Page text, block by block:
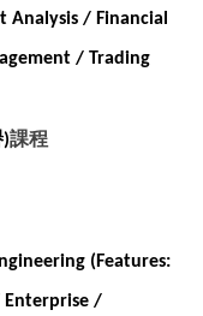
Analysis / Financial
/ Trading
)課程
(Features:
Enterprise /